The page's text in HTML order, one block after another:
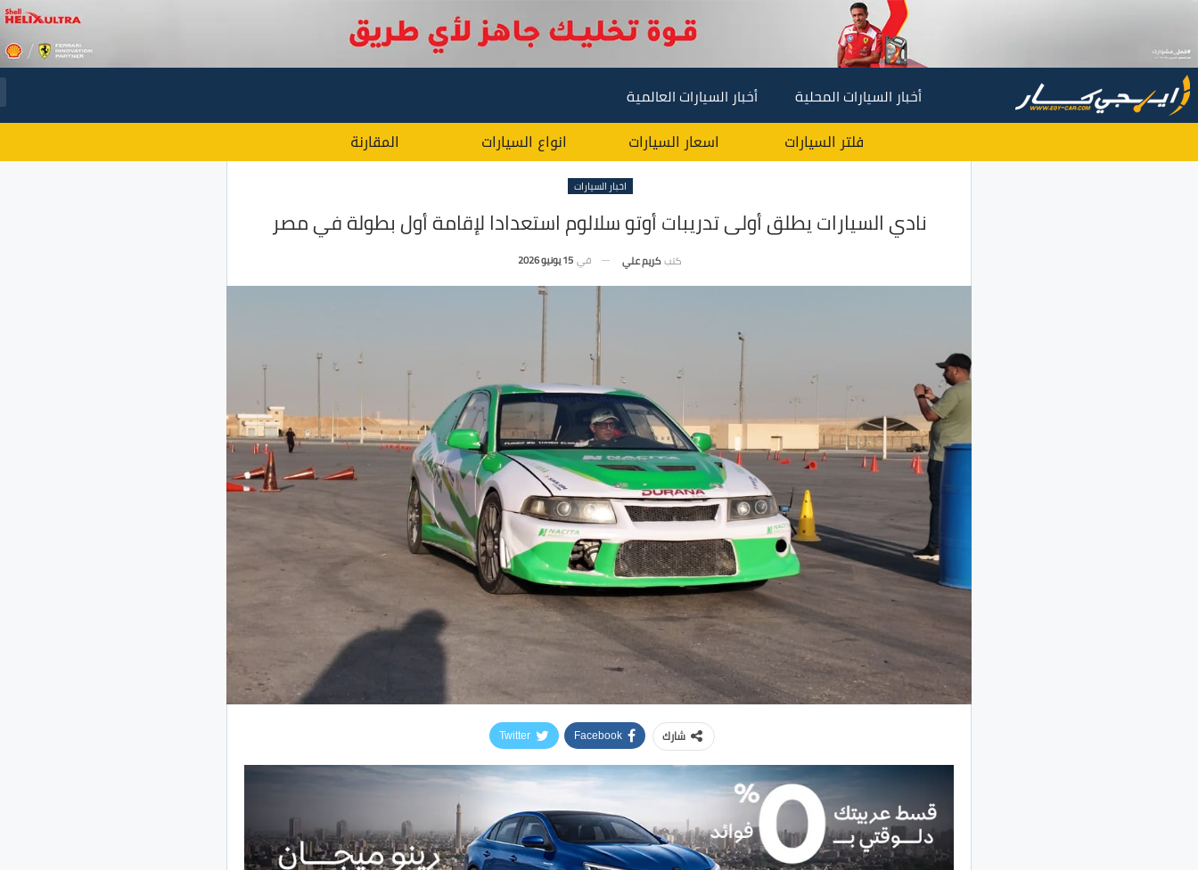
أخبار السيارات المحلية أخبار السيارات العالمية
فلتر السيارات اسعار السيارات انواع السيارات المقارنة
اخبار السيارات
نادي السيارات يطلق أولى تدريبات أوتو سلالوم استعدادا لإقامة أول بطولة في مصر
كتب كريم علي في 15 يونيو 2026
شارك Facebook
Twitter